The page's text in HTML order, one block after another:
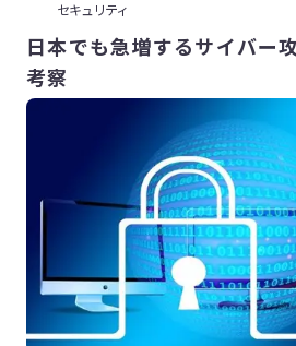
セキュリティ
日本でも急増するサイバー
考察